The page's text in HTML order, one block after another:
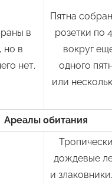
в
но в
нет.
Пятна
розетки по
вокруг
одного
или
Ареалы обитания
дождевые
и